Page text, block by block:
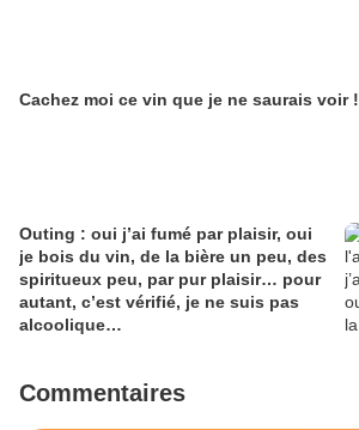
Cachez moi ce vin que je ne saurais voir !
Outing : oui j’ai fumé par plaisir, oui
je bois du vin, de la bière un peu, des
spiritueux peu, par pur plaisir… pour
autant, c’est vérifié, je ne suis pas
alcoolique…
Commentaires